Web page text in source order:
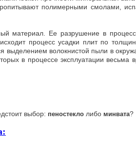
полимерными смолами,
материал. Ее разрушение в
процесс усадки плит по
выделением волокнистой пыли в
в процессе эксплуатации весьма
выбор: пеностекло либо минвата?